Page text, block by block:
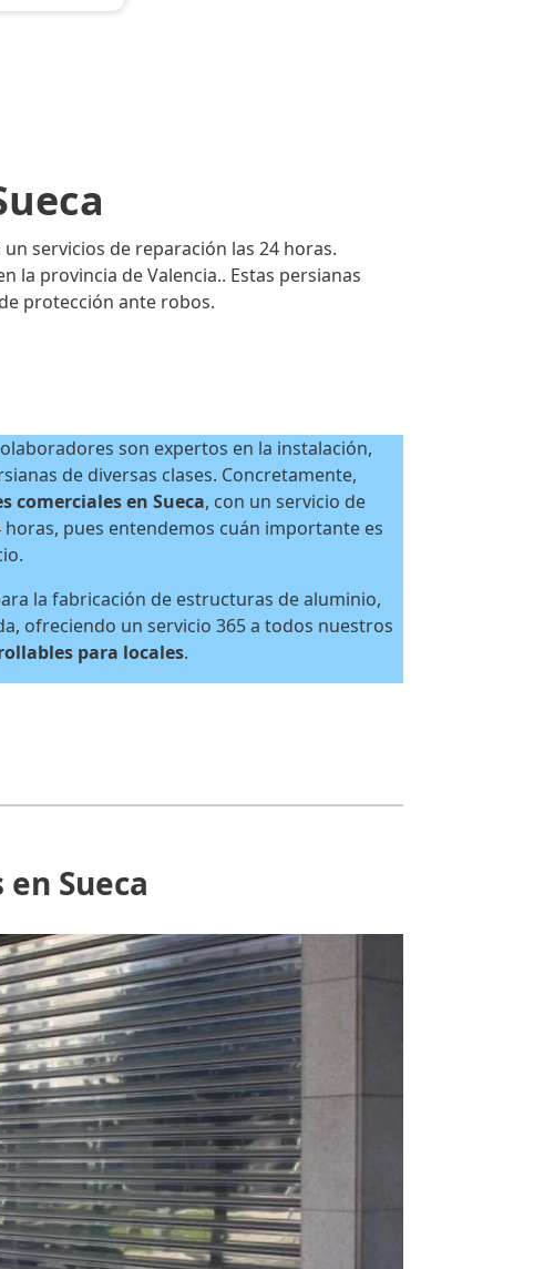
servicios de reparación las 24 horas.
la provincia de Valencia.. Estas persianas
protección ante robos.
son expertos en la instalación,
de diversas clases. Concretamente,
comerciales en Sueca, con un servicio de
pues entendemos cuán importante es
la fabricación de estructuras de aluminio,
ofreciendo un servicio 365 a todos nuestros
para locales.
Sueca